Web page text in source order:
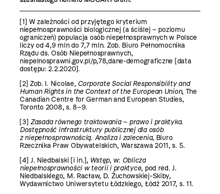
[1] W zależności od przyjętego kryterium
niepełnosprawności biologicznej (a ściślej – poziomu
ograniczeń) populacja osób niepełnosprawnych w Polsce
liczy od 4,9 mln do 7,7 mln. Zob. Biuro Pełnomocnika
Rządu ds. Osób Niepełnosprawnych,
niepelnosprawni.gov.pl/p,78,dane-demograficzne [data
dostępu: 2.2.2020].
[2] Zob. I. Nicolae, Corporate Social Responsibility and
Human Rights in the Context of the European Union, The
Canadian Centre for German and European Studies,
Toronto 2008, s. 8–9.
[3] Zasada równego traktowania – prawo i praktyka.
Dostępność infra­struktury publicznej dla osób
z niepełnosprawnością. Analiza i zalecenia, Biuro
Rzecznika Praw Obywatelskich, Warszawa 2011, s. 5.
[4] J. Niedbalski [i in.], Wstęp, w: Oblicza
niepełnosprawności w teorii i praktyce, pod red. J.
Niedbalskiego, M. Racław, D. Żuchowskiej-Skiby,
Wydawnictwo Uniwersytetu Łódzkiego, Łódź 2017, s. 11.